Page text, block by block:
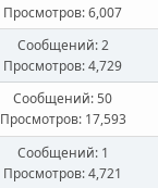
Просмотров: 6,007
Сообщений: 2
Просмотров: 4,729
Сообщений: 50
Просмотров: 17,593
Сообщений: 1
Просмотров: 4,721